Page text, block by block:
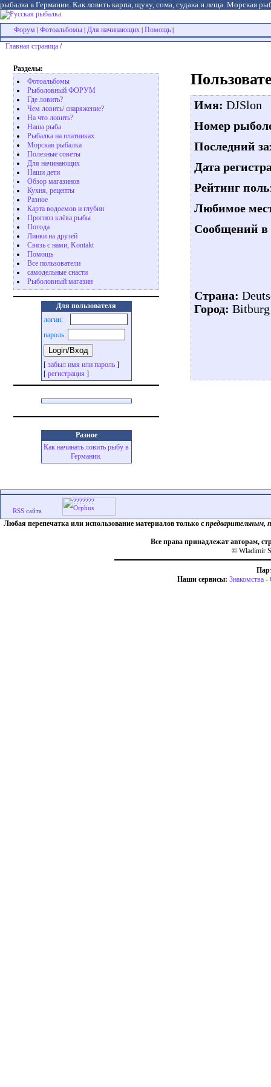
рыбалка в Германии. Как ловить карпа, щуку, сома, судака и леща. Морская
Форум Фотоальбомы Для начинающих Помощь
Главная страница /
Разделы:
Фотоальбомы
Рыболовный ФОРУМ
Где ловить?
Чем ловить/ снаряжение?
На что ловить?
Наша рыба
Рыбалка на платниках
Морская рыбалка
Полезные советы
Для начинающих
Наши дети
Обзор магазинов
Кухня, рецепты
Разное
Карта водоемов и глубин
Прогноз клёва рыбы
Погода
Линки на друзей
Связь с нами, Kontakt
Помощь
Все пользователи
самодельные снасти
Рыболовный магазин
Для пользователя
логин:
пароль:
[ забыл имя или пароль]
[ регистрация ]
Разное
Как начинать ловить рыбу в
Германии.
Имя: DJSlon
Номер
Последний
Дата
Рейтинг
Любимое
Сообщений в
Страна:
Город: Bitburg
Любая перепечатка или использование материалов только с предварительным,
Все права принадлежат авторам,
© Wladimir
Наши сервисы: Знакомства -